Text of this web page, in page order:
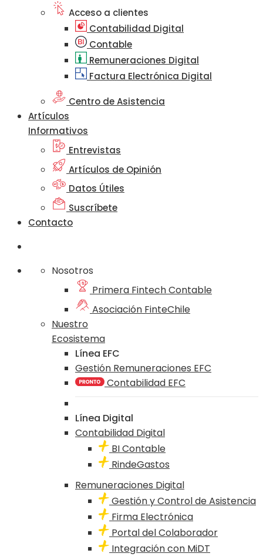
Acceso a clientes
Contabilidad Digital
Contable
Remuneraciones Digital
Factura Electrónica Digital
Centro de Asistencia
Artículos
Informativos
Entrevistas
Artículos de Opinión
Datos Útiles
Suscríbete
Contacto
Nosotros
Primera Fintech Contable
Asociación FinteChile
Nuestro
Ecosistema
Línea EFC
Gestión Remuneraciones EFC
Contabilidad EFC
Línea Digital
Contabilidad Digital
BI Contable
RindeGastos
Remuneraciones Digital
Gestión y Control de Asistencia
Firma Electrónica
Portal del Colaborador
Integración con MiDT